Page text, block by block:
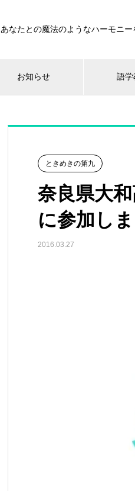
あなたとの魔法のようなハーモニー
お知らせ 語学
ときめきの第九
奈良県大
に参加し
2016.03.27